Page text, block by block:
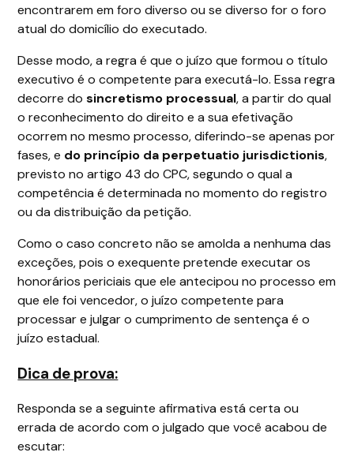
encontrarem em foro diverso ou se diverso for o foro
atual do domicílio do executado.
Desse modo, a regra é que o juízo que formou o título
executivo é o competente para executá-lo. Essa regra
decorre dosincretismo processual, a partir do qual
o reconhecimento do direito e a sua efetivação
ocorrem no mesmo processo, diferindo-se apenas por
fases, e do princípio da perpetuatio jurisdictionis,
previsto no artigo 43 do CPC, segundo o qual a
competência é determinada no momento do registro
ou da distribuição da petição.
Como o caso concreto não se amolda a nenhuma das
exceções, pois o exequente pretende executar os
honorários periciais que ele antecipou no processo em
que ele foi vencedor, o juízo competente para
processar e julgar o cumprimento de sentença é o
juízo estadual.
Dica de prova:
Responda se a seguinte afirmativa está certa ou
errada de acordo com o julgado que você acabou de
escutar: